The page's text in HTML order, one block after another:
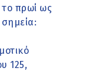
πρωί ως
125,